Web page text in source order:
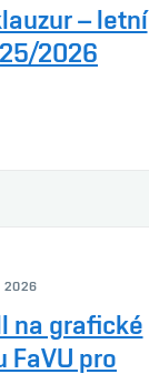
– letní
2026
2026
na grafické
FaVU pro